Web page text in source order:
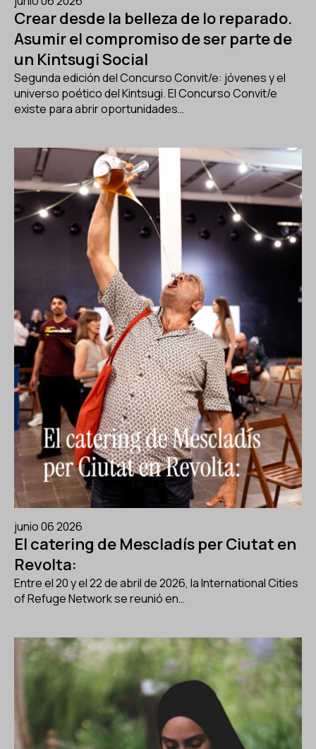
Crear desde la belleza de lo reparado.
Asumir el compromiso de ser parte de
un Kintsugi Social
Segunda edición del Concurso Convit/e: jóvenes y el
universo poético del Kintsugi. El Concurso Convit/e
existe para abrir oportunidades…
junio 06 2026
El catering de Mescladís per Ciutat en
Revolta:
Entre el 20 y el 22 de abril de 2026, la International Cities
of Refuge Network se reunió en…